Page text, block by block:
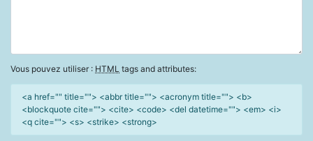
Vous pouvez utiliser : HTML tags and attributes:
<a href="" title=""> <abbr title=""> <acronym title=""> <b>
<blockquote cite=""> <cite> <code> <del datetime=""> <em> <i>
<q cite=""> <s> <strike> <strong>